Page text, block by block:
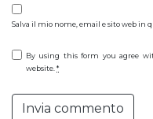
Salva il mio nome, email e sito web in
By using this form you agree
website.*